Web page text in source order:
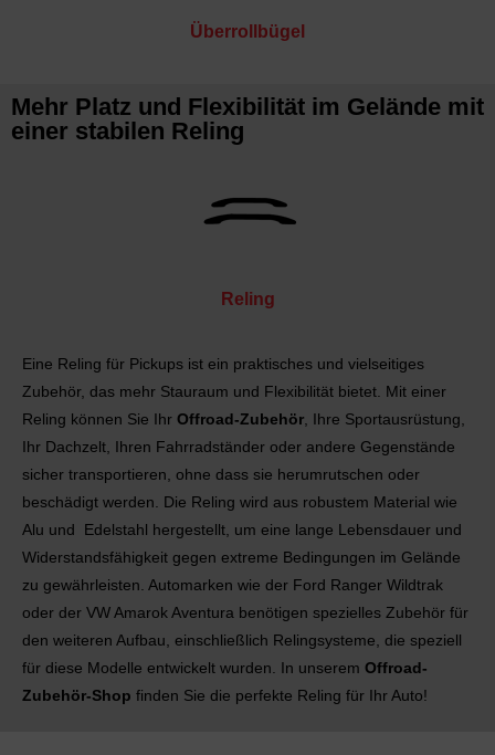
Überrollbügel
Mehr Platz und Flexibilität im Gelände mit
einer stabilen Reling
Reling
Eine Reling für Pickups ist ein praktisches und vielseitiges
Zubehör, das mehr Stauraum und Flexibilität bietet. Mit einer
Reling können Sie Ihr Offroad-Zubehör, Ihre Sportausrüstung,
Ihr Dachzelt, Ihren Fahrradständer oder andere Gegenstände
sicher transportieren, ohne dass sie herumrutschen oder
beschädigt werden. Die Reling wird aus robustem Material wie
Alu und Edelstahl hergestellt, um eine lange Lebensdauer und
Widerstandsfähigkeit gegen extreme Bedingungen im Gelände
zu gewährleisten. Automarken wie der Ford Ranger Wildtrak
oder der VW Amarok Aventura benötigen spezielles Zubehör für
den weiteren Aufbau, einschließlich Relingsysteme, die speziell
für diese Modelle entwickelt wurden. In unserem Offroad-
Zubehör-Shop finden Sie die perfekte Reling für Ihr Auto!